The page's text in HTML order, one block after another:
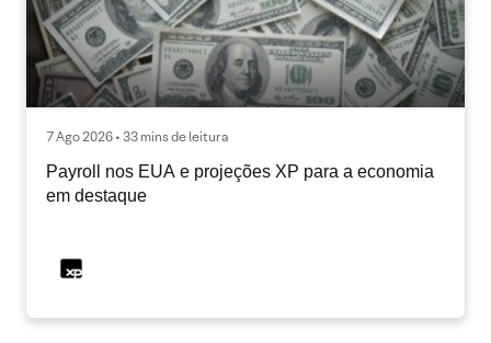
7 Ago 2026 • 33 mins de leitura
Payroll nos EUA e projeções XP para a economia
em destaque